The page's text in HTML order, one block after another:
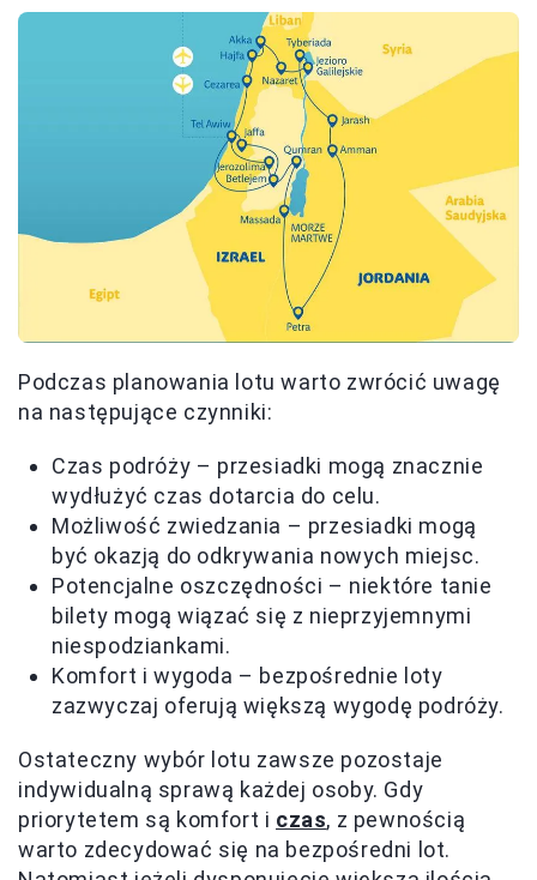
Podczas planowania lotu warto zwrócić uwagę
na następujące czynniki:
Czas podróży – przesiadki mogą znacznie
wydłużyć czas dotarcia do celu.
Możliwość zwiedzania – przesiadki mogą
być okazją do odkrywania nowych miejsc.
Potencjalne oszczędności – niektóre tanie
bilety mogą wiązać się z nieprzyjemnymi
niespodziankami.
Komfort i wygoda – bezpośrednie loty
zazwyczaj oferują większą wygodę podróży.
Ostateczny wybór lotu zawsze pozostaje
indywidualną sprawą każdej osoby. Gdy
priorytetem są komfort i czas, z pewnością
warto zdecydować się na bezpośredni lot.